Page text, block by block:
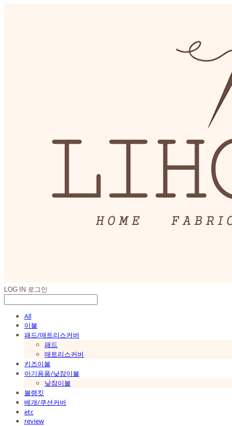
LOG IN 로그인
All
이불
패드/매트리스커버
패드
매트리스커버
키즈이불
아기용품/낮잠이불
낮잠이불
블랭킷
베개/쿠션커버
etc
review